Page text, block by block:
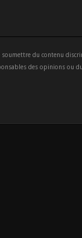
du contenu
des opinions ou